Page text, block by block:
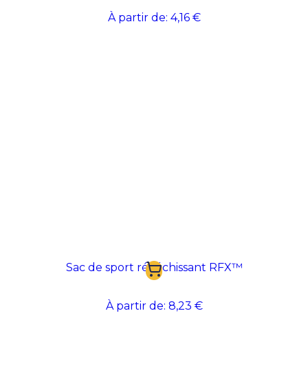
À partir de: 4,16 €
Sac de sport réfléchissant RFX™
À partir de: 8,23 €